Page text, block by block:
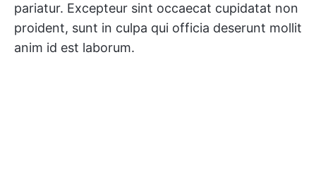
pariatur. Excepteur sint occaecat cupidatat non
proident, sunt in culpa qui officia deserunt mollit
anim id est laborum.